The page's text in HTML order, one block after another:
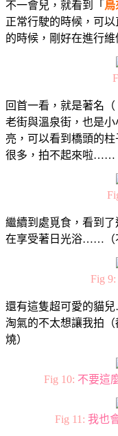
不一會兒，就看到「
正常行駛的時候，可
的時候，剛好在進行
回首一看，就是著名（
老街與溫泉街，也是
亮，可以看到橋頭的
很多，拍不起來啦……
繼續到處覓食，看到
在享受著日光浴……（
Fig 9:
還有這隻超可愛的貓
淘氣的不太想讓我拍
燒）
Fig 10: 不要這
Fig 11: 我也